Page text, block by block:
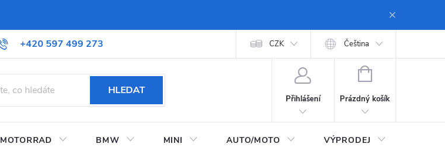
+420 597 499 273
Obchodní podmínky a reklamační řád Moje objednávka Zásady ochrany osobních údajů
CZK Čeština
HLEDAT
Přihlášení
NÁKUPNÍ
Prázdný košík
MOTORRAD BMW MINI AUTO/MOTO VÝPRODEJ